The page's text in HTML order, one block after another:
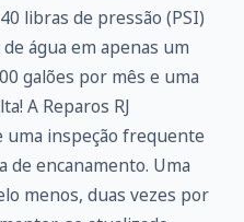
libras de pressão (PSI)
água em apenas um
galões por mês e uma
A Reparos RJ
uma inspeção frequente
de encanamento. Uma
menos, duas vezes por